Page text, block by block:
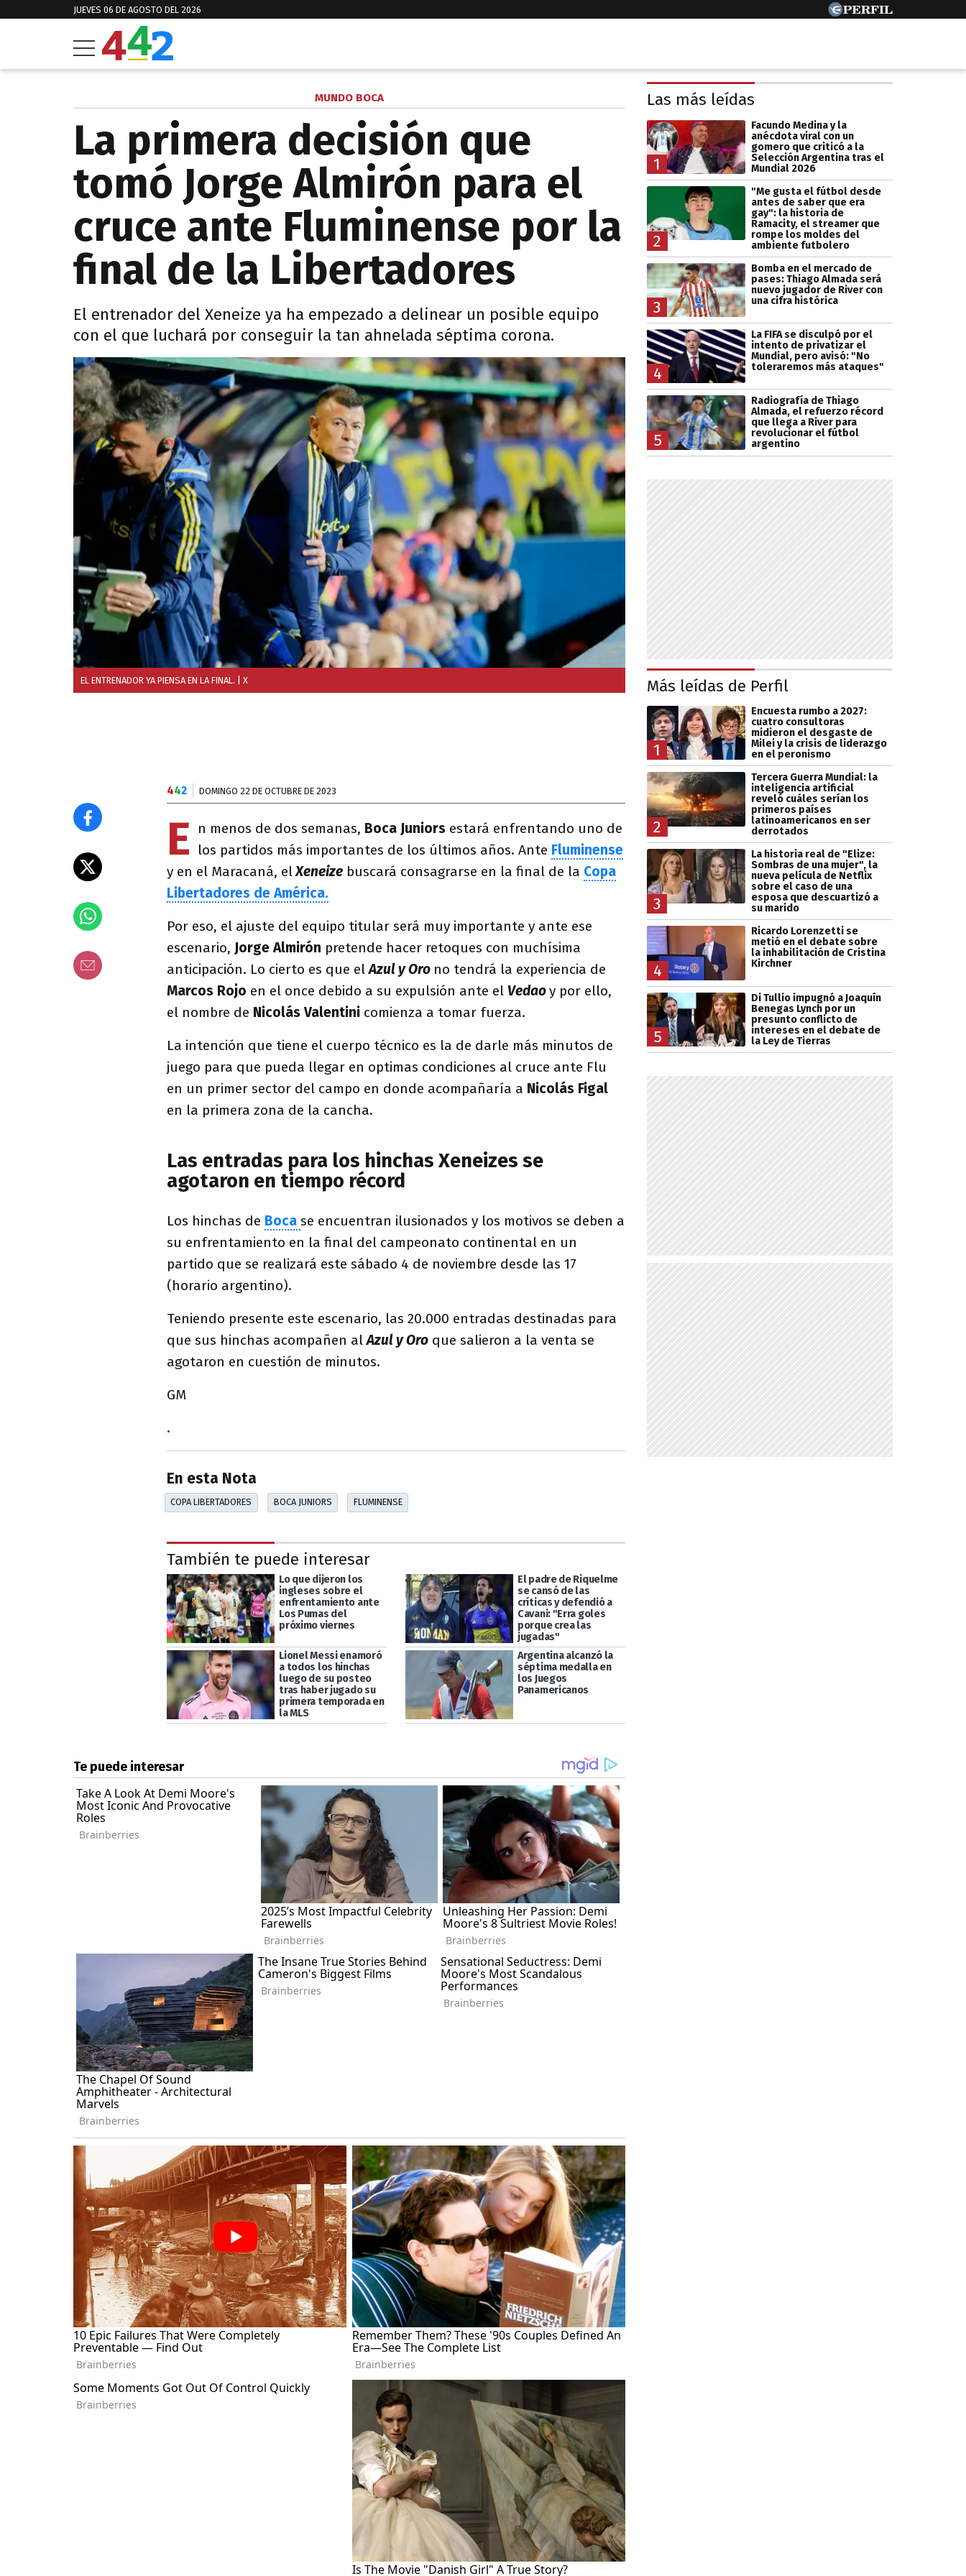
JUEVES 06 DE AGOSTO DEL 2026
MUNDO BOCA
La primera decisión que
tomó Jorge Almirón para el
cruce ante Fluminense por la
final de la Libertadores
El entrenador del Xeneize ya ha empezado a delinear un posible equipo
con el que luchará por conseguir la tan ahnelada séptima corona.
EL ENTRENADOR YA PIENSA EN LA FINAL. | X
442 DOMINGO 22 DE OCTUBRE DE 2023
E n menos de dos semanas, Boca Juniors estará enfrentando uno de
los partidos más importantes de los últimos años. Ante Fluminense
y en el Maracaná, elXeneize buscará consagrarse en la final de la Copa
Libertadores de América.
Por eso, el ajuste del equipo titular será muy importante y ante ese
escenario, Jorge Almirón pretende hacer retoques con muchísima
anticipación. Lo cierto es que elAzul y Oro no tendrá la experiencia de
Marcos Rojo en el once debido a su expulsión ante el Vedaoy por ello,
el nombre de Nicolás Valentini comienza a tomar fuerza.
La intención que tiene el cuerpo técnico es la de darle más minutos de
juego para que pueda llegar en optimas condiciones al cruce ante Flu
en un primer sector del campo en donde acompañaría a Nicolás Figal
en la primera zona de la cancha.
Las entradas para los hinchas Xeneizes se
agotaron en tiempo récord
Los hinchas de Boca se encuentran ilusionados y los motivos se deben a
su enfrentamiento en la final del campeonato continental en un
partido que se realizará este sábado 4 de noviembre desde las 17
(horario argentino).
Teniendo presente este escenario, las 20.000 entradas destinadas para
que sus hinchas acompañen alAzul y Oro que salieron a la venta se
agotaron en cuestión de minutos.
GM
.
En esta Nota
COPA LIBERTADORES BOCA JUNIORS FLUMINENSE
También te puede interesar
Lo que dijeron los
ingleses sobre el
enfrentamiento ante
Los Pumas del
próximo viernes
El padre de Riquelme
se cansó de las
críticas y defendió a
Cavani: "Erra goles
porque crea las
jugadas"
Lionel Messi enamoró
a todos los hinchas
luego de su posteo
tras haber jugado su
primera temporada en
la MLS
Argentina alcanzó la
séptima medalla en
los Juegos
Panamericanos
Las más leídas
1
Facundo Medina y la
anécdota viral con un
gomero que criticó a la
Selección Argentina tras el
Mundial 2026
2
"Me gusta el fútbol desde
antes de saber que era
gay": la historia de
Ramacity, el streamer que
rompe los moldes del
ambiente futbolero
3
Bomba en el mercado de
pases: Thiago Almada será
nuevo jugador de River con
una cifra histórica
4
La FIFA se disculpó por el
intento de privatizar el
Mundial, pero avisó: "No
toleraremos más ataques"
5
Radiografía de Thiago
Almada, el refuerzo récord
que llega a River para
revolucionar el fútbol
argentino
Más leídas de Perfil
1
Encuesta rumbo a 2027:
cuatro consultoras
midieron el desgaste de
Milei y la crisis de liderazgo
en el peronismo
2
Tercera Guerra Mundial: la
inteligencia artificial
reveló cuáles serían los
primeros países
latinoamericanos en ser
derrotados
3
La historia real de "Elize:
Sombras de una mujer", la
nueva película de Netflix
sobre el caso de una
esposa que descuartizó a
su marido
4
Ricardo Lorenzetti se
metió en el debate sobre
la inhabilitación de Cristina
Kirchner
5
Di Tullio impugnó a Joaquín
Benegas Lynch por un
presunto conflicto de
intereses en el debate de
la Ley de Tierras